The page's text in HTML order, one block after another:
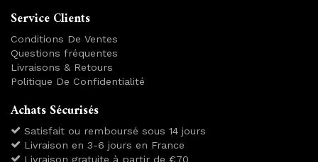
Service Clients
Conditions De Ventes
Questions fréquentes
Livraisons & Retours
Politique De Confidentialité
Achats Sécurisés
Satisfait ou remboursé sous 14 jours
Livraison en 3-6 jours en France
Livraison gratuite à partir de €70